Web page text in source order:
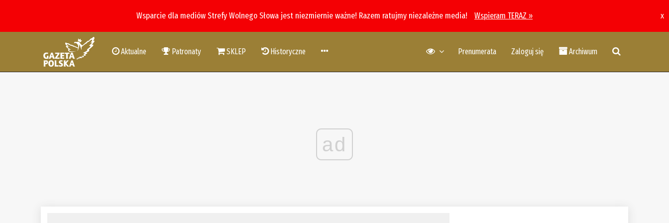
Wsparcie dla mediów Strefy Wolnego Słowa jest niezmiernie ważne! Razem ratujmy niezależne media! Wspieram TERAZ » x
Aktualne Patronaty SKLEP Historyczne Prenumerata Zaloguj się Archiwum
ad